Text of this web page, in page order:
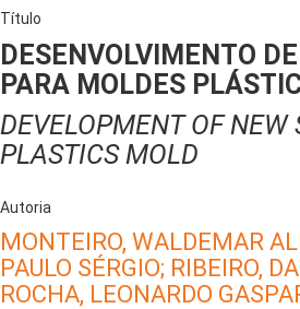
Título
DESENVOLVIMENTO
PARA MOLDES
DEVELOPMENT OF NEW
PLASTICS MOLD
Autoria
MONTEIRO, WALDEMAR
PAULO SÉRGIO; RIBEIRO,
ROCHA, LEONARDO